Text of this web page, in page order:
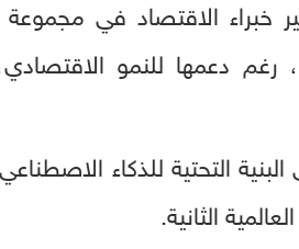
رغم دعمها للنمو
التحتية للذكاء
الثانية.